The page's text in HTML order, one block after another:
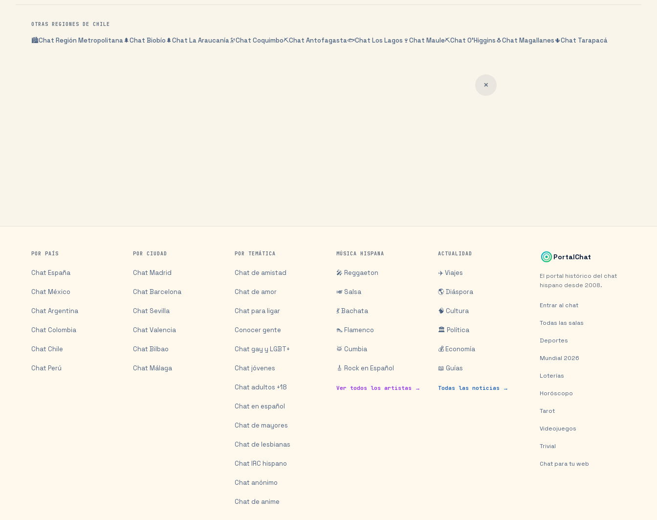
OTRAS REGIONES DE CHILE
🏙️Chat Región Metropolitana🌲Chat Biobío🌲Chat La Araucanía🔭Chat Coquimbo⛏️Chat Antofagasta🐟Chat Los Lagos 🍷Chat Maule⛏️Chat O'Higgins🐧Chat Magallanes🌵Chat Tarapacá
✕
POR PAÍS
Chat España
Chat México
Chat Argentina
Chat Colombia
Chat Chile
Chat Perú
POR CIUDAD
Chat Madrid
Chat Barcelona
Chat Sevilla
Chat Valencia
Chat Bilbao
Chat Málaga
POR TEMÁTICA
Chat de amistad
Chat de amor
Chat para ligar
Conocer gente
Chat gay y LGBT+
Chat jóvenes
Chat adultos +18
Chat en español
Chat de mayores
Chat de lesbianas
Chat IRC hispano
Chat anónimo
Chat de anime
MÚSICA HISPANA
🎤 Reggaeton
🎺 Salsa
💃 Bachata
👠 Flamenco
🥁 Cumbia
🎸 Rock en Español
Ver todos los artistas →
ACTUALIDAD
✈️ Viajes
🌎 Diáspora
🧠 Cultura
🏛️ Política
💰 Economía
📖 Guías
Todas las noticias →
PortalChat
El portal histórico del chat
hispano desde 2008.
Entrar al chat
Todas las salas
Deportes
Mundial 2026
Loterías
Horóscopo
Tarot
Videojuegos
Trivial
Chat para tu web